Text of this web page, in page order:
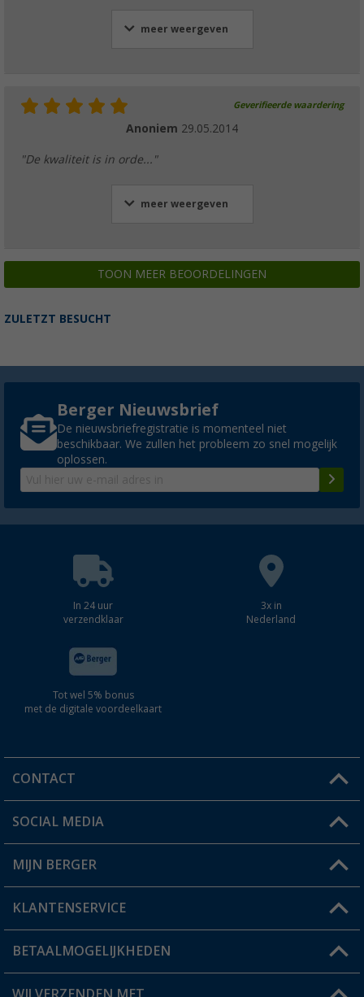
meer weergeven
Geverifieerde waardering
Anoniem 29.05.2014
"De kwaliteit is in orde..."
meer weergeven
TOON MEER BEOORDELINGEN
ZULETZT BESUCHT
Berger Nieuwsbrief
De nieuwsbriefregistratie is momenteel niet
beschikbaar. We zullen het probleem zo snel mogelijk
oplossen.
In 24 uur
verzendklaar
3x in
Nederland
Tot wel 5% bonus
met de digitale voordeelkaart
CONTACT
Een vraag?
Winkel vinden
SOCIAL MEDIA
MIJN BERGER
Mijn account
Status bestelling
KLANTENSERVICE
FAQ & Contact
Verzendinformatie
BETAALMOGELIJKHEDEN